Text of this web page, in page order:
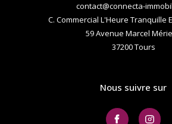
contact@connecta-
C. Commercial L'Heure Tranquille
59 Avenue Marcel
37200 tours
Nous suivre sur